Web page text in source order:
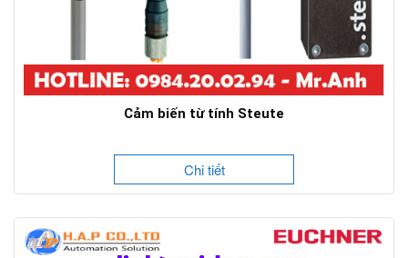
Cảm biến từ tính Steute
Chi tiết